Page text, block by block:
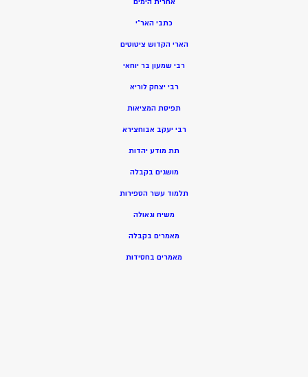
כתבי האר”י
הארי הקדוש ציטוטים
רבי שמעון בר יוחאי
רבי יצחק לוריא
תפיסת המציאות
רבי יעקב אבוחצירא
תת מודע יהדות
מושגים בקבלה
תלמוד עשר הספירות
משיח וגאולה
מאמרים בקבלה
מאמרים בחסידות